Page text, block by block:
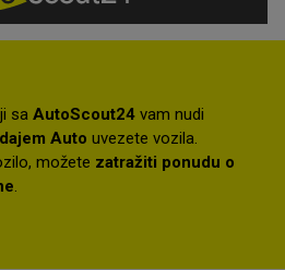
sa AutoScout24 vam nudi
Auto uvezete vozila.
možete zatražiti ponudu o
.